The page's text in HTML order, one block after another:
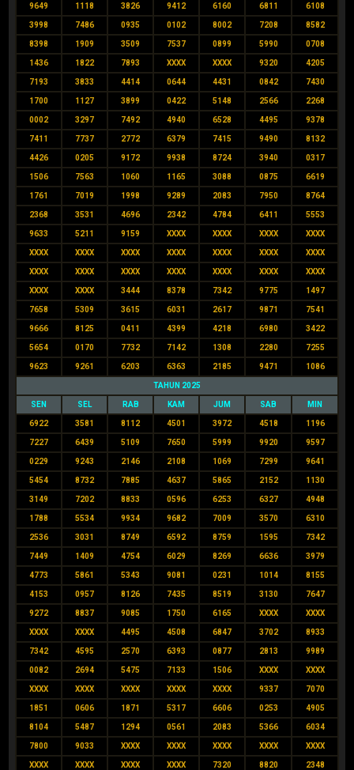
9649 1118 3826 9412 6160 6811 6108
3998 7486 0935 0102 8002 7208 8582
8398 1909 3509 7537 0899 5990 0708
1436 1822 7893 XXXX XXXX 9320 4205
7193 3833 4414 0644 4431 0842 7430
1700 1127 3899 0422 5148 2566 2268
0002 3297 7492 4940 6528 4495 9378
7411 7737 2772 6379 7415 9490 8132
4426 0205 9172 9938 8724 3940 0317
1506 7563 1060 1165 3088 0875 6619
1761 7019 1998 9289 2083 7950 8764
2368 3531 4696 2342 4784 6411 5553
9633 5211 9159 XXXX XXXX XXXX XXXX
XXXX XXXX XXXX XXXX XXXX XXXX XXXX
XXXX XXXX XXXX XXXX XXXX XXXX XXXX
XXXX XXXX 3444 8378 7342 9775 1497
7658 5309 3615 6031 2617 9871 7541
9666 8125 0411 4399 4218 6980 3422
5654 0170 7732 7142 1308 2280 7255
9623 9261 6203 6363 2185 9471 1086
TAHUN 2025
SEN SEL RAB KAM JUM SAB MIN
6922 3581 8112 4501 3972 4518 1196
7227 6439 5109 7650 5999 9920 9597
0229 9243 2146 2108 1069 7299 9641
5454 8732 7885 4637 5865 2152 1130
3149 7202 8833 0596 6253 6327 4948
1788 5534 9934 9682 7009 3570 6310
2536 3031 8749 6592 8759 1595 7342
7449 1409 4754 6029 8269 6636 3979
4773 5861 5343 9081 0231 1014 8155
4153 0957 8126 7435 8519 3130 7647
9272 8837 9085 1750 6165 XXXX XXXX
XXXX XXXX 4495 4508 6847 3702 8933
7342 4595 2570 6393 0877 2813 9989
0082 2694 5475 7133 1506 XXXX XXXX
XXXX XXXX XXXX XXXX XXXX 9337 7070
1851 0606 1871 5317 6606 0253 4905
8104 5487 1294 0561 2083 5366 6034
7800 9033 XXXX XXXX XXXX XXXX XXXX
XXXX XXXX XXXX XXXX 7320 8820 2348